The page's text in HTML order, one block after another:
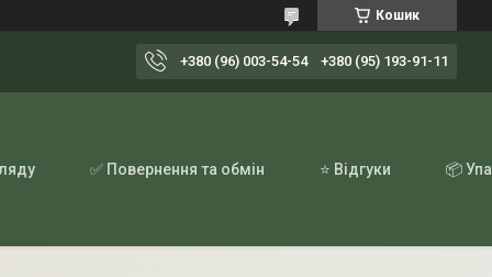
Кошик
+380 (96) 003-54-54 +380 (95) 193-91-11
✅ Повернення та обмін ⭐ Відгуки 📦